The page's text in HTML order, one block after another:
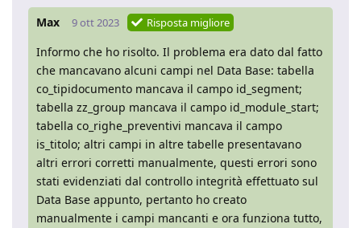
Max 9 ott 2023 Risposta migliore
Informo che ho risolto. Il problema era dato dal fatto
che mancavano alcuni campi nel Data Base: tabella
co_tipidocumento mancava il campo id_segment;
tabella zz_group mancava il campo id_module_start;
tabella co_righe_preventivi mancava il campo
is_titolo; altri campi in altre tabelle presentavano
altri errori corretti manualmente, questi errori sono
stati evidenziati dal controllo integrità effettuato sul
Data Base appunto, pertanto ho creato
manualmente i campi mancanti e ora funziona tutto,